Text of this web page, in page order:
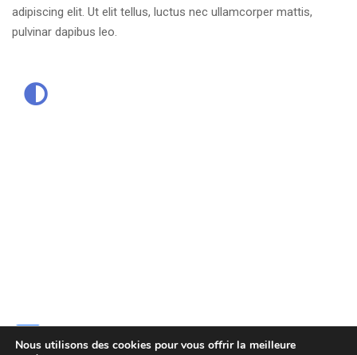
adipiscing elit. Ut elit tellus, luctus nec ullamcorper mattis,
pulvinar dapibus leo.
Facebook
Nous utilisons des cookies pour vous offrir la meilleure